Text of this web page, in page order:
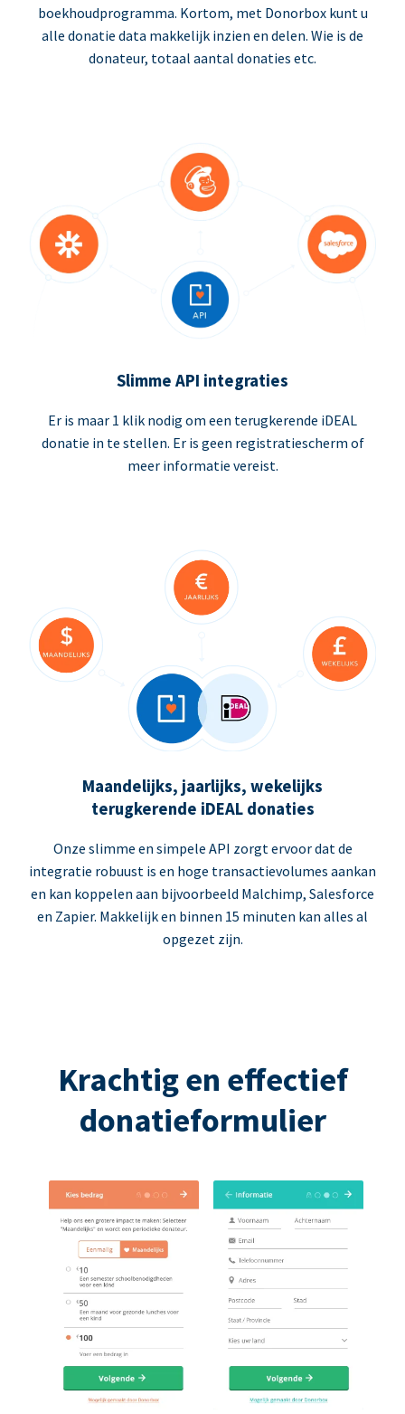
boekhoudprogramma. Kortom, met Donorbox kunt u
alle donatie data makkelijk inzien en delen. Wie is de
donateur, totaal aantal donaties etc.
Slimme API integraties
Er is maar 1 klik nodig om een terugkerende iDEAL
donatie in te stellen. Er is geen registratiescherm of
meer informatie vereist.
Maandelijks, jaarlijks, wekelijks
terugkerende iDEAL donaties
Onze slimme en simpele API zorgt ervoor dat de
integratie robuust is en hoge transactievolumes aankan
en kan koppelen aan bijvoorbeeld Malchimp, Salesforce
en Zapier. Makkelijk en binnen 15 minuten kan alles al
opgezet zijn.
Krachtig en effectief
donatieformulier